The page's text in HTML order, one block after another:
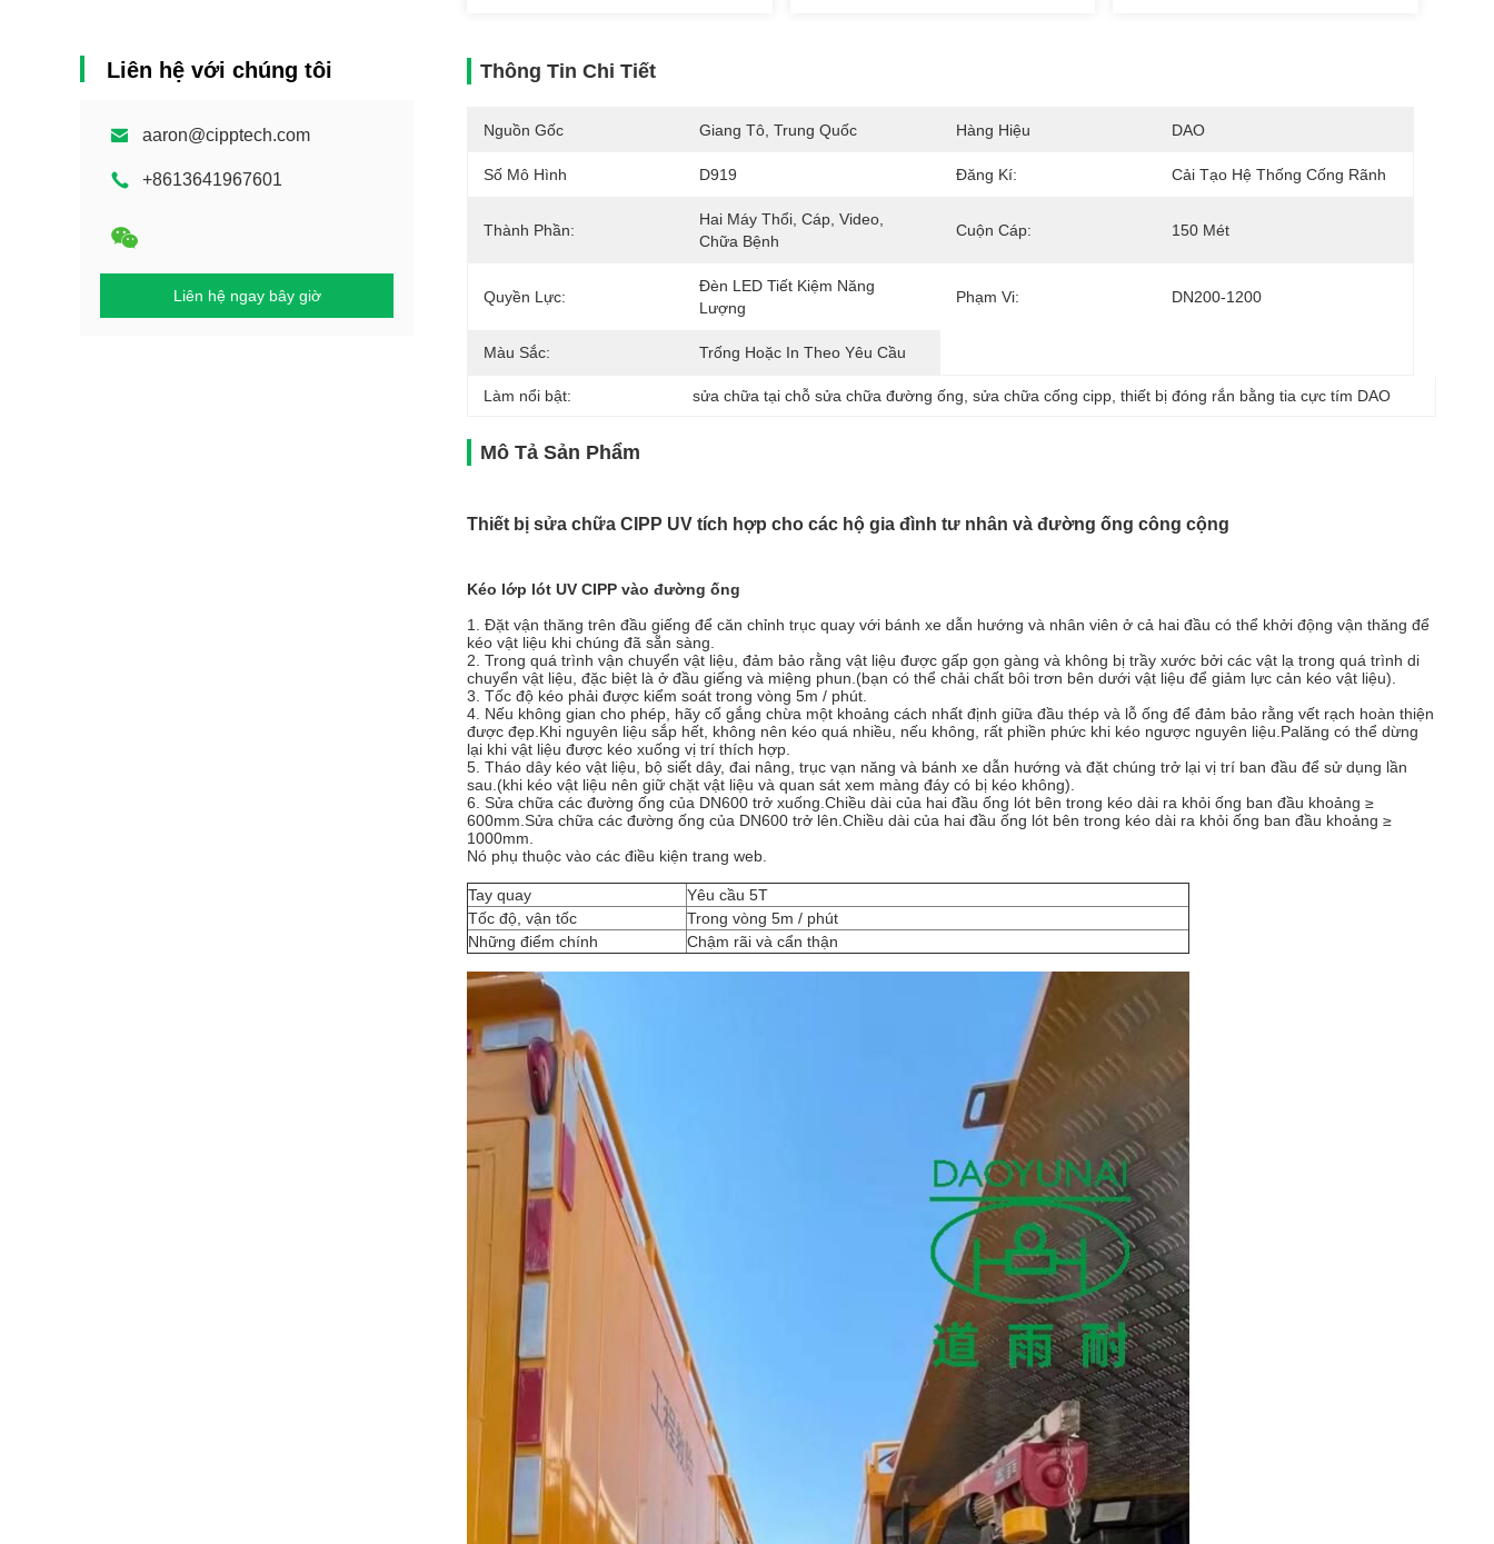
Liên hệ với chúng tôi
aaron@cipptech.com
+8613641967601
Liên hệ ngay bây giờ
Thông Tin Chi Tiết
Nguồn Gốc Giang Tô, Trung Quốc Hàng Hiệu DAO
Số Mô Hình D919 Đăng Kí: Cải Tạo Hệ Thống Cống Rãnh
Thành Phần:
Hai Máy Thổi, Cáp, Video,
Chữa Bệnh
Cuộn Cáp: 150 Mét
Quyền Lực:
Đèn LED Tiết Kiệm Năng
Lượng
Phạm Vi: DN200-1200
Màu Sắc: Trống Hoặc In Theo Yêu Cầu
Làm nổi bật: sửa chữa tại chỗ sửa chữa đường ống , sửa chữa cống cipp , thiết bị đóng rắn bằng tia cực tím DAO
Mô Tả Sản Phẩm
Thiết bị sửa chữa CIPP UV tích hợp cho các hộ gia đình tư nhân và đường ống công cộng
Kéo lớp lót UV CIPP vào đường ống
1. Đặt vận thăng trên đầu giếng để căn chỉnh trục quay với bánh xe dẫn hướng và nhân viên ở cả hai đầu có thể khởi động vận thăng để
kéo vật liệu khi chúng đã sẵn sàng.
2. Trong quá trình vận chuyển vật liệu, đảm bảo rằng vật liệu được gấp gọn gàng và không bị trầy xước bởi các vật lạ trong quá trình di
chuyển vật liệu, đặc biệt là ở đầu giếng và miệng phun.(bạn có thể chải chất bôi trơn bên dưới vật liệu để giảm lực cản kéo vật liệu).
3. Tốc độ kéo phải được kiểm soát trong vòng 5m / phút.
4. Nếu không gian cho phép, hãy cố gắng chừa một khoảng cách nhất định giữa đầu thép và lỗ ống để đảm bảo rằng vết rạch hoàn thiện
được đẹp.Khi nguyên liệu sắp hết, không nên kéo quá nhiều, nếu không, rất phiền phức khi kéo ngược nguyên liệu.Palăng có thể dừng
lại khi vật liệu được kéo xuống vị trí thích hợp.
5. Tháo dây kéo vật liệu, bộ siết dây, đai nâng, trục vạn năng và bánh xe dẫn hướng và đặt chúng trở lại vị trí ban đầu để sử dụng lần
sau.(khi kéo vật liệu nên giữ chặt vật liệu và quan sát xem màng đáy có bị kéo không).
6. Sửa chữa các đường ống của DN600 trở xuống.Chiều dài của hai đầu ống lót bên trong kéo dài ra khỏi ống ban đầu khoảng ≥
600mm.Sửa chữa các đường ống của DN600 trở lên.Chiều dài của hai đầu ống lót bên trong kéo dài ra khỏi ống ban đầu khoảng ≥
1000mm.
Nó phụ thuộc vào các điều kiện trang web.
Tay quay
Yêu cầu 5T
Tốc độ, vận tốc
Trong vòng 5m / phút
Những điểm chính
Chậm rãi và cẩn thận